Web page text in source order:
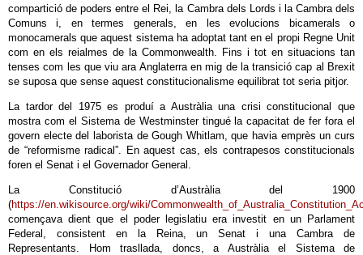
compartició de poders entre el Rei, la Cambra dels Lords i la Cambra dels
Comuns i, en termes generals, en les evolucions bicamerals o
monocamerals que aquest sistema ha adoptat tant en el propi Regne Unit
com en els reialmes de la Commonwealth. Fins i tot en situacions tan
tenses com les que viu ara Anglaterra en mig de la transició cap al Brexit
se suposa que sense aquest constitucionalisme equilibrat tot seria pitjor.
La tardor del 1975 es produí a Austràlia una crisi constitucional que
mostra com el Sistema de Westminster tingué la capacitat de fer fora el
govern electe del laborista de Gough Whitlam, que havia emprès un curs
de “reformisme radical”. En aquest cas, els contrapesos constitucionals
foren el Senat i el Governador General.
La Constitució d’Austràlia del 1900
(https://en.wikisource.org/wiki/
començava dient que el poder legislatiu era investit en un Parlament
Federal, consistent en la Reina, un Senat i una Cambra de
Representants. Hom trasllada, doncs, a Austràlia el Sistema de